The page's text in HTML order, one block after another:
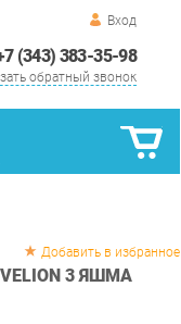
Вход
(343) 383-35-98
обратный звонок
Добавить в избранное
3 ЯШМА